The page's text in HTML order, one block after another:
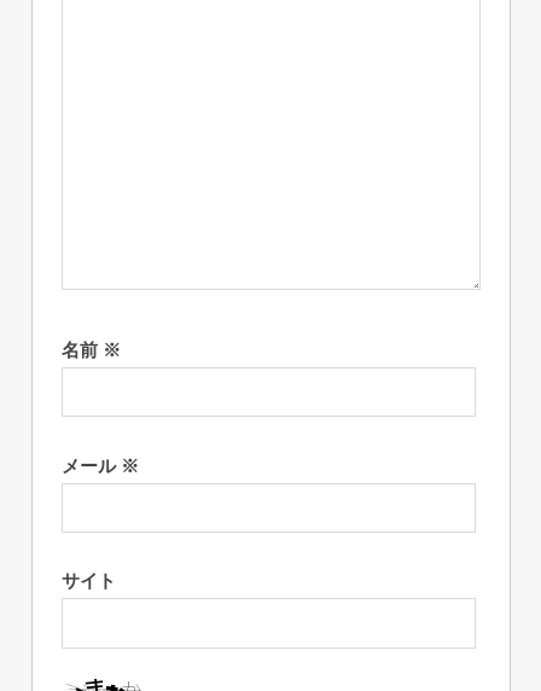
名前 ※
メール ※
サイト